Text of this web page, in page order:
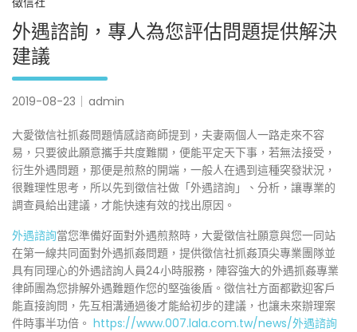
外遇諮詢，專人為您評估問題提供解決
建議‎
2019-08-23 admin
大愛徵信社抓姦問題情感諮商師提到，夫妻兩個人一路走來不容
易，只要彼此願意攜手共度難關，便能平定天下事，若無法接受，
衍生外遇問題，那便是煎熬的開端，一般人在遇到這種突發狀況，
很難理性思考，所以先到徵信社做「外遇諮詢」、分析，讓專業的
調查員給出建議，才能快速有效的找出原因。
外遇諮詢當您準備好面對外遇煎熬時，大愛徵信社願意與您一同站
在第一線共同面對外遇抓姦問題，提供徵信社抓姦頂尖專業團隊並
具有同理心的外遇諮詢人員24小時服務，陣容強大的外遇抓姦專業
律師團為您排解外遇難題作您的堅強後盾。徵信社方面都歡迎客戶
能直接詢問，先互相溝通過後才能給初步的建議，也讓未來辦理案
件時事半功倍。 https://www.007.lala.com.tw/news/外遇諮詢